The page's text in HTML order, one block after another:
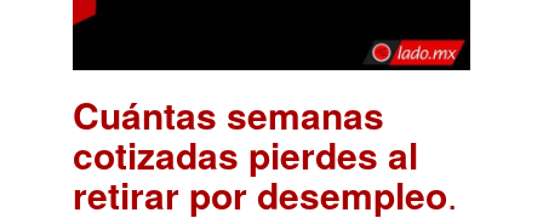
Cuántas semanas
cotizadas pierdes al
retirar por desempleo.